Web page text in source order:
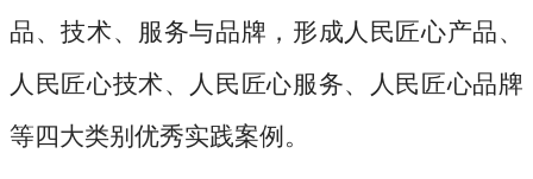
品、技术、服务与品牌，形成人民匠心产品、
人民匠心技术、人民匠心服务、人民匠心品牌
等四大类别优秀实践案例。